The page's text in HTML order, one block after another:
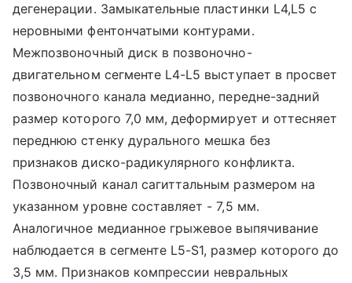
дегенерации. Замыкательные пластинки L4,L5 с
неровными фентончатыми контурами.
Межпозвоночный диск в позвоночно-
двигательном сегменте L4-L5 выступает в просвет
позвоночного канала медианно, передне-задний
размер которого 7,0 мм, деформирует и оттесняет
переднюю стенку дурального мешка без
признаков диско-радикулярного конфликта.
Позвоночный канал сагиттальным размером на
указанном уровне составляет - 7,5 мм.
Аналогичное медианное грыжевое выпячивание
наблюдается в сегменте L5-S1, размер которого до
3,5 мм. Признаков компрессии невральных